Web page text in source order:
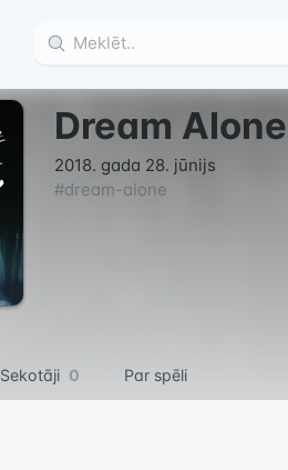
Dream Alone
2018. gada 28. jūnijs
#dream-alone
Sekotāji 0 Par spēli